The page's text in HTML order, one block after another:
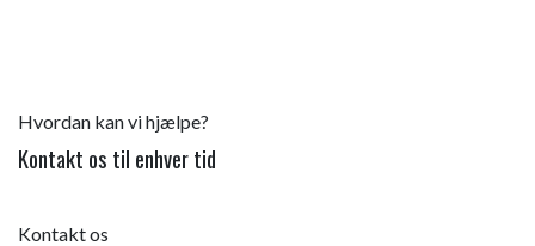
Hvordan kan vi hjælpe?
Kontakt os til enhver tid
Kontakt os